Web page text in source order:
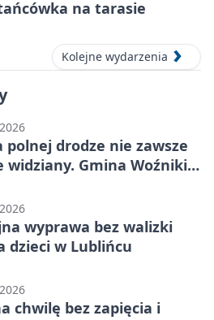
na tarasie
Kolejne wydarzenia
polnej drodze nie zawsze
widziany. Gmina Woźniki
wyprawa bez walizki
dzieci w Lublińcu
chwilę bez zapięcia i